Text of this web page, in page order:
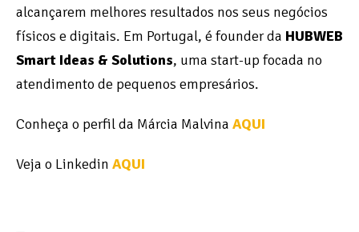
alcançarem melhores resultados nos seus negócios
físicos e digitais. Em Portugal, é founder da HUBWEB
Smart Ideas & Solutions, uma start-up focada no
atendimento de pequenos empresários.
Conheça o perfil da Márcia Malvina AQUI
Veja o Linkedin AQUI